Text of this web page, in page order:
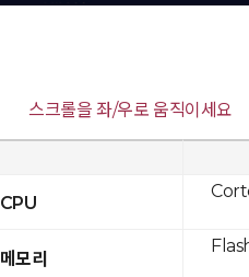
스크롤을 좌/우로 움직이세요
CPU
메모리